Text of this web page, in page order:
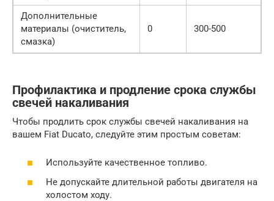
Дополнительные
материалы (очиститель,
смазка)
0 300-500
Профилактика и продление срока службы
свечей накаливания
Чтобы продлить срок службы свечей накаливания на
вашем Fiat Ducato, следуйте этим простым советам:
Используйте качественное топливо.
Не допускайте длительной работы двигателя на
холостом ходу.